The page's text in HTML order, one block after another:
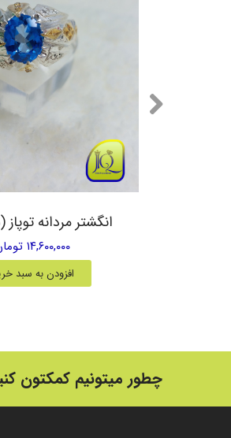
انگشتر مردانه
۱۴,۶۰۰,۰۰۰ تومان
افزودن به سبد
چطور میتونیم کمکتون